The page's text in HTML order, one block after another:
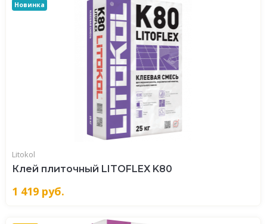
Новинка
Litokol
Клей плиточный LITOFLEX K80
1 419 руб.